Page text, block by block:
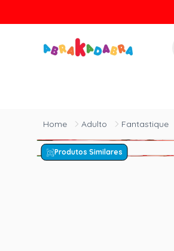
Adulto Fantastique
Produtos Similares